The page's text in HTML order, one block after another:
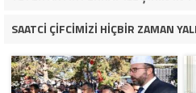
SAATCİ ÇİFCİMİZİ HİÇBİR ZAMAN